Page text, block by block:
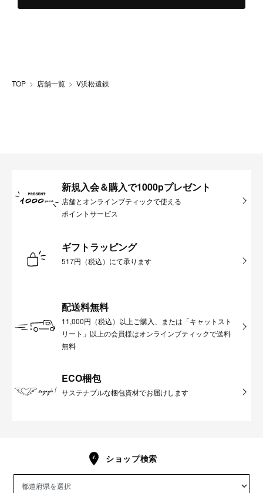
TOP 店舗一覧 V浜松遠鉄
新規入会＆購入で1000pプレゼント
店舗とオンラインブティックで使える
ポイントサービス
ギフトラッピング
517円（税込）にて承ります
配送料無料
11,000円（税込）以上ご購入、または「キャットスト
リート」以上の会員様はオンラインブティックで送料
無料
ECO梱包
サステナブルな梱包資材でお届けします
ショップ検索